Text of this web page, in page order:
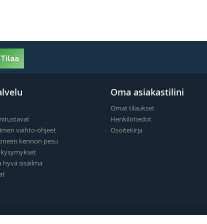
Tilaa
vaihto-ohjeet
kennon pesu
sisäilma
Oma asiakastilini
Omat tilaukset
Henkilötiedot
Osoitekirja